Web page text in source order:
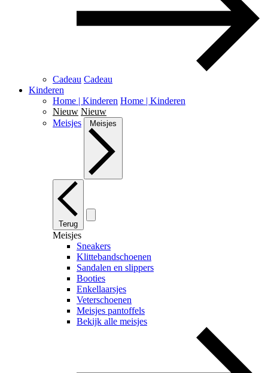
Cadeau Cadeau
Kinderen
Home | Kinderen Home | Kinderen
Nieuw Nieuw
Meisjes
Meisjes
Terug
Meisjes
Sneakers
Klittebandschoenen
Sandalen en slippers
Booties
Enkellaarsjes
Veterschoenen
Meisjes pantoffels
Bekijk alle meisjes